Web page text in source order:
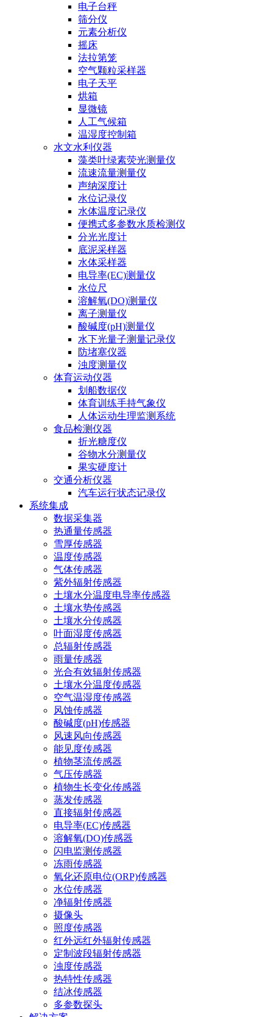
电子台秤
筛分仪
元素分析仪
摇床
法拉第笼
空气颗粒采样器
电子天平
烘箱
显微镜
人工气候箱
温湿度控制箱
水文水利仪器
藻类叶绿素荧光测量仪
流速流量测量仪
声纳深度计
水位记录仪
水体温度记录仪
便携式多参数水质检测仪
分光光度计
底泥采样器
水体采样器
电导率(EC)测量仪
水位尺
溶解氧(DO)测量仪
离子测量仪
酸碱度(pH)测量仪
水下光量子测量记录仪
防堵塞仪器
浊度测量仪
体育运动仪器
划船数据仪
体育训练手持气象仪
人体运动生理监测系统
食品检测仪器
折光糖度仪
谷物水分测量仪
果实硬度计
交通分析仪器
汽车运行状态记录仪
系统集成
数据采集器
热通量传感器
雪厚传感器
温度传感器
气体传感器
紫外辐射传感器
土壤水分温度电导率传感器
土壤水势传感器
土壤水分传感器
叶面湿度传感器
总辐射传感器
雨量传感器
光合有效辐射传感器
土壤水分温度传感器
空气温湿度传感器
风蚀传感器
酸碱度(pH)传感器
风速风向传感器
能见度传感器
植物茎流传感器
气压传感器
植物生长变化传感器
蒸发传感器
直接辐射传感器
电导率(EC)传感器
溶解氧(DO)传感器
闪电监测传感器
冻雨传感器
氧化还原电位(ORP)传感器
水位传感器
净辐射传感器
摄像头
照度传感器
红外远红外辐射传感器
定制波段辐射传感器
浊度传感器
热特性传感器
结冰传感器
多参数探头